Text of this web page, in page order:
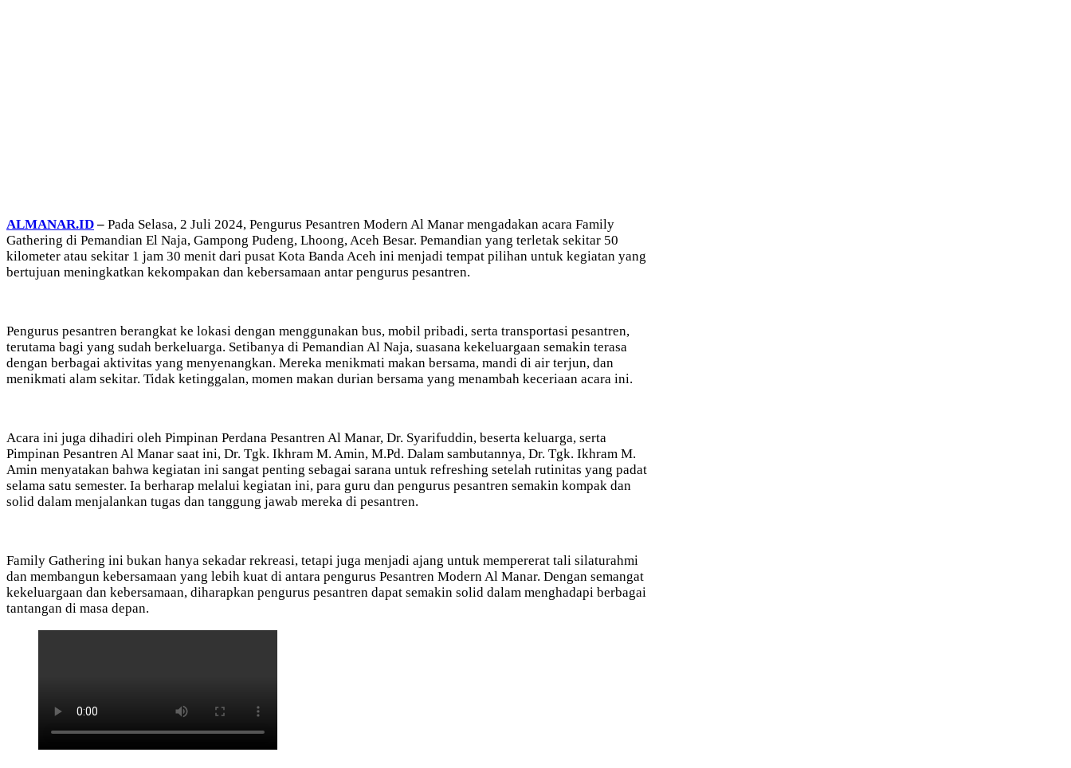
ALMANAR.ID– Pada Selasa, 2 Juli 2024, Pengurus Pesantren Modern Al Manar mengadakan acara Family
Gathering di Pemandian El Naja, Gampong Pudeng, Lhoong, Aceh Besar. Pemandian yang terletak sekitar 50
kilometer atau sekitar 1 jam 30 menit dari pusat Kota Banda Aceh ini menjadi tempat pilihan untuk kegiatan yang
bertujuan meningkatkan kekompakan dan kebersamaan antar pengurus pesantren.
Pengurus pesantren berangkat ke lokasi dengan menggunakan bus, mobil pribadi, serta transportasi pesantren,
terutama bagi yang sudah berkeluarga. Setibanya di Pemandian Al Naja, suasana kekeluargaan semakin terasa
dengan berbagai aktivitas yang menyenangkan. Mereka menikmati makan bersama, mandi di air terjun, dan
menikmati alam sekitar. Tidak ketinggalan, momen makan durian bersama yang menambah keceriaan acara ini.
Acara ini juga dihadiri oleh Pimpinan Perdana Pesantren Al Manar, Dr. Syarifuddin, beserta keluarga, serta
Pimpinan Pesantren Al Manar saat ini, Dr. Tgk. Ikhram M. Amin, M.Pd. Dalam sambutannya, Dr. Tgk. Ikhram M.
Amin menyatakan bahwa kegiatan ini sangat penting sebagai sarana untuk refreshing setelah rutinitas yang padat
selama satu semester. Ia berharap melalui kegiatan ini, para guru dan pengurus pesantren semakin kompak dan
solid dalam menjalankan tugas dan tanggung jawab mereka di pesantren.
Family Gathering ini bukan hanya sekadar rekreasi, tetapi juga menjadi ajang untuk mempererat tali silaturahmi
dan membangun kebersamaan yang lebih kuat di antara pengurus Pesantren Modern Al Manar. Dengan semangat
kekeluargaan dan kebersamaan, diharapkan pengurus pesantren dapat semakin solid dalam menghadapi berbagai
tantangan di masa depan.